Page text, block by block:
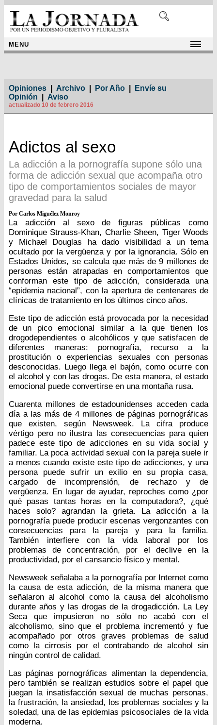
MENU
Opiniones Archivo Por Año
Envíe su
Opinión
Aviso
actualizado 10 de febrero 2016
Adictos al sexo
La adicción a la pornografía supone sólo una
forma de adicción sexual que acompaña otro
tipo de comportamientos sociales de mayor
gravedad para la salud
Por Carlos Miguélez Monroy
La adicción al sexo de figuras públicas como
Dominique Strauss-Khan, Charlie Sheen, Tiger Woods
y Michael Douglas ha dado visibilidad a un tema
ocultado por la vergüenza y por la ignorancia. Sólo en
Estados Unidos, se calcula que más de 9 millones de
personas están atrapadas en comportamientos que
conforman este tipo de adicción, considerada una
“epidemia nacional”, con la apertura de centenares de
clínicas de tratamiento en los últimos cinco años.
Este tipo de adicción está provocada por la necesidad
de un pico emocional similar a la que tienen los
drogodependientes o alcohólicos y que satisfacen de
diferentes maneras: pornografía, recurso a la
prostitución o experiencias sexuales con personas
desconocidas. Luego llega el bajón, como ocurre con
el alcohol y con las drogas. De esta manera, el estado
emocional puede convertirse en una montaña rusa.
Cuarenta millones de estadounidenses acceden cada
día a las más de 4 millones de páginas pornográficas
que existen, según Newsweek. La cifra produce
vértigo pero no ilustra las consecuencias para quien
padece este tipo de adicciones en su vida social y
familiar. La poca actividad sexual con la pareja suele ir
a menos cuando existe este tipo de adicciones, y una
persona puede sufrir un exilio en su propia casa,
cargado de incomprensión, de rechazo y de
vergüenza. En lugar de ayudar, reproches como ¿por
qué pasas tantas horas en la computadora?, ¿qué
haces solo? agrandan la grieta. La adicción a la
pornografía puede producir escenas vergonzantes con
consecuencias para la pareja y para la familia.
También interfiere con la vida laboral por los
problemas de concentración, por el declive en la
productividad, por el cansancio físico y mental.
Newsweek señalaba a la pornografía por Internet como
la causa de esta adicción, de la misma manera que
señalaron al alcohol como la causa del alcoholismo
durante años y las drogas de la drogadicción. La Ley
Seca que impusieron no sólo no acabó con el
alcoholismo, sino que el problema incrementó y fue
acompañado por otros graves problemas de salud
como la cirrosis por el contrabando de alcohol sin
ningún control de calidad.
Las páginas pornográficas alimentan la dependencia,
pero también se realizan estudios sobre el papel que
juegan la insatisfacción sexual de muchas personas,
la frustración, la ansiedad, los problemas sociales y la
soledad, una de las epidemias psicosociales de la vida
moderna.